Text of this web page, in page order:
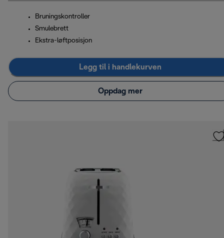
Bruningskontroller
Smulebrett
Ekstra-løftposisjon
Legg til i handlekurven
Oppdag mer